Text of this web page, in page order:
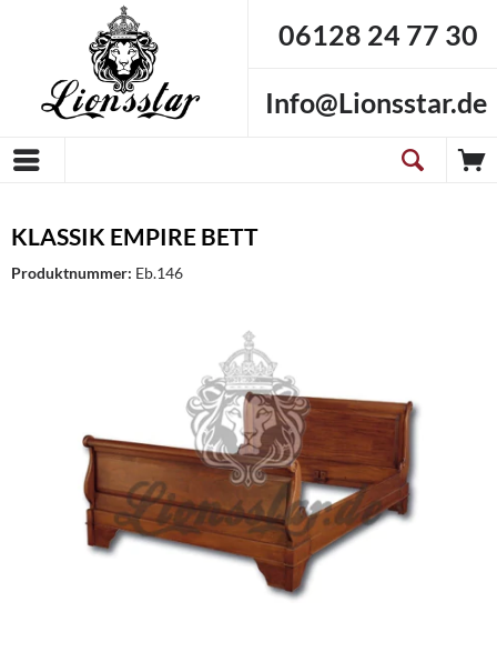
06128 24 77 30
Info@Lionsstar.de
KLASSIK EMPIRE BETT
Produktnummer: Eb.146